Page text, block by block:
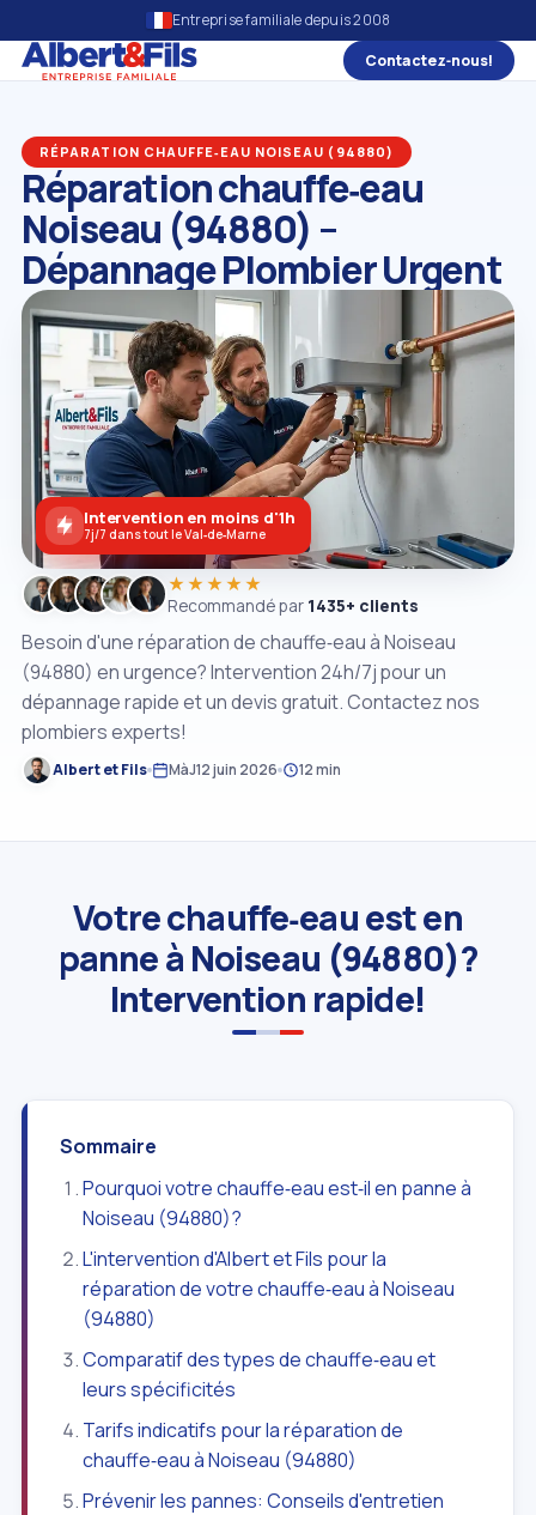
Entreprise familiale depuis 2008
Contactez‑nous!
RÉPARATION CHAUFFE‑EAU NOISEAU (94880)
Réparation chauffe‑eau
Noiseau (94880) –
Dépannage Plombier Urgent
Besoin d'une réparation de chauffe‑eau à Noiseau
(94880) en urgence? Intervention 24h/7j pour un
dépannage rapide et un devis gratuit. Contactez nos
plombiers experts!
Albert et Fils MàJ12 juin 2026 12 min
★★★★★
Recommandé par 1435+ clients
Intervention en moins d'1h
7j/7 dans tout le Val‑de‑Marne
Votre chauffe‑eau est en
panne à Noiseau (94880)?
Intervention rapide!
Sommaire
Pourquoi votre chauffe‑eau est‑il en panne à
Noiseau (94880)?
L'intervention d'Albert et Fils pour la
réparation de votre chauffe‑eau à Noiseau
(94880)
Comparatif des types de chauffe‑eau et
leurs spécificités
Tarifs indicatifs pour la réparation de
chauffe‑eau à Noiseau (94880)
Prévenir les pannes: Conseils d'entretien